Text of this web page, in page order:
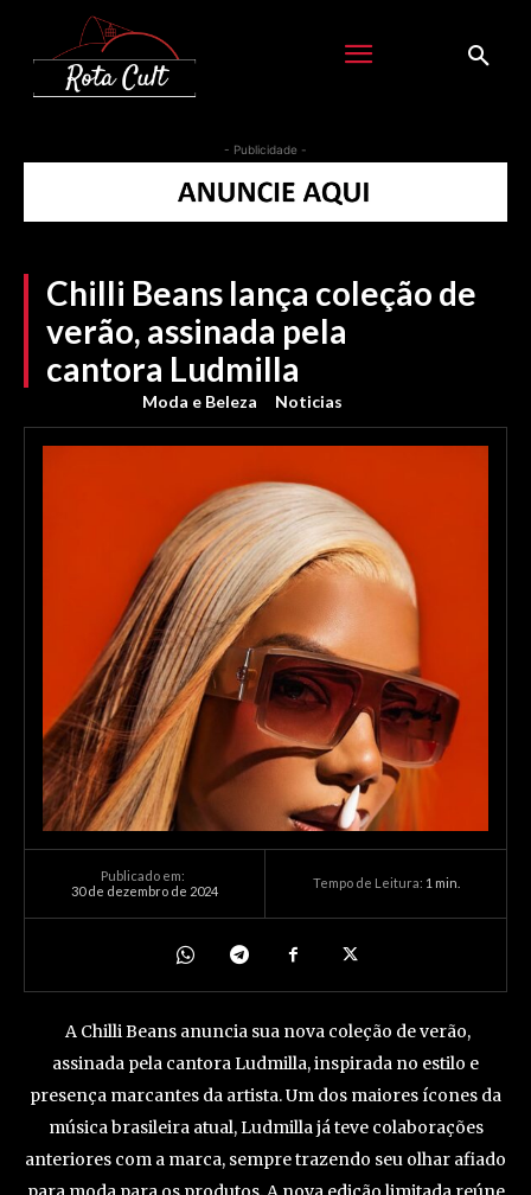
- Publicidade -
Chilli Beans lança coleção de
verão, assinada pela
cantora Ludmilla
Moda e Beleza Noticias
Publicado em:
30 de dezembro de 2024
Tempo de Leitura: 1 min.
A Chilli Beans anuncia sua nova coleção de verão,
assinada pela cantora Ludmilla, inspirada no estilo e
presença marcantes da artista. Um dos maiores ícones da
música brasileira atual, Ludmilla já teve colaborações
anteriores com a marca, sempre trazendo seu olhar afiado